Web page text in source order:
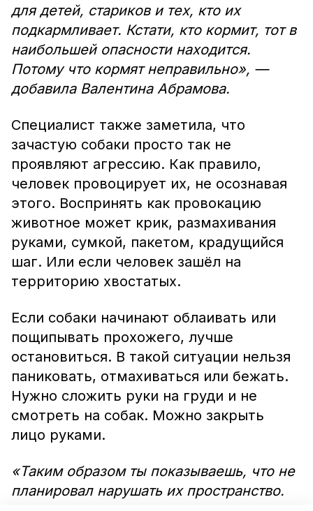
для детей, стариков и тех, кто их
подкармливает. Кстати, кто кормит, тот в
наибольшей опасности находится.
Потому что кормят неправильно», —
добавила Валентина Абрамова.
Специалист также заметила, что
зачастую собаки просто так не
проявляют агрессию. Как правило,
человек провоцирует их, не осознавая
этого. Воспринять как провокацию
животное может крик, размахивания
руками, сумкой, пакетом, крадущийся
шаг. Или если человек зашёл на
территорию хвостатых.
Если собаки начинают облаивать или
пощипывать прохожего, лучше
остановиться. В такой ситуации нельзя
паниковать, отмахиваться или бежать.
Нужно сложить руки на груди и не
смотреть на собак. Можно закрыть
лицо руками.
«Таким образом ты показываешь, что не
планировал нарушать их пространство.